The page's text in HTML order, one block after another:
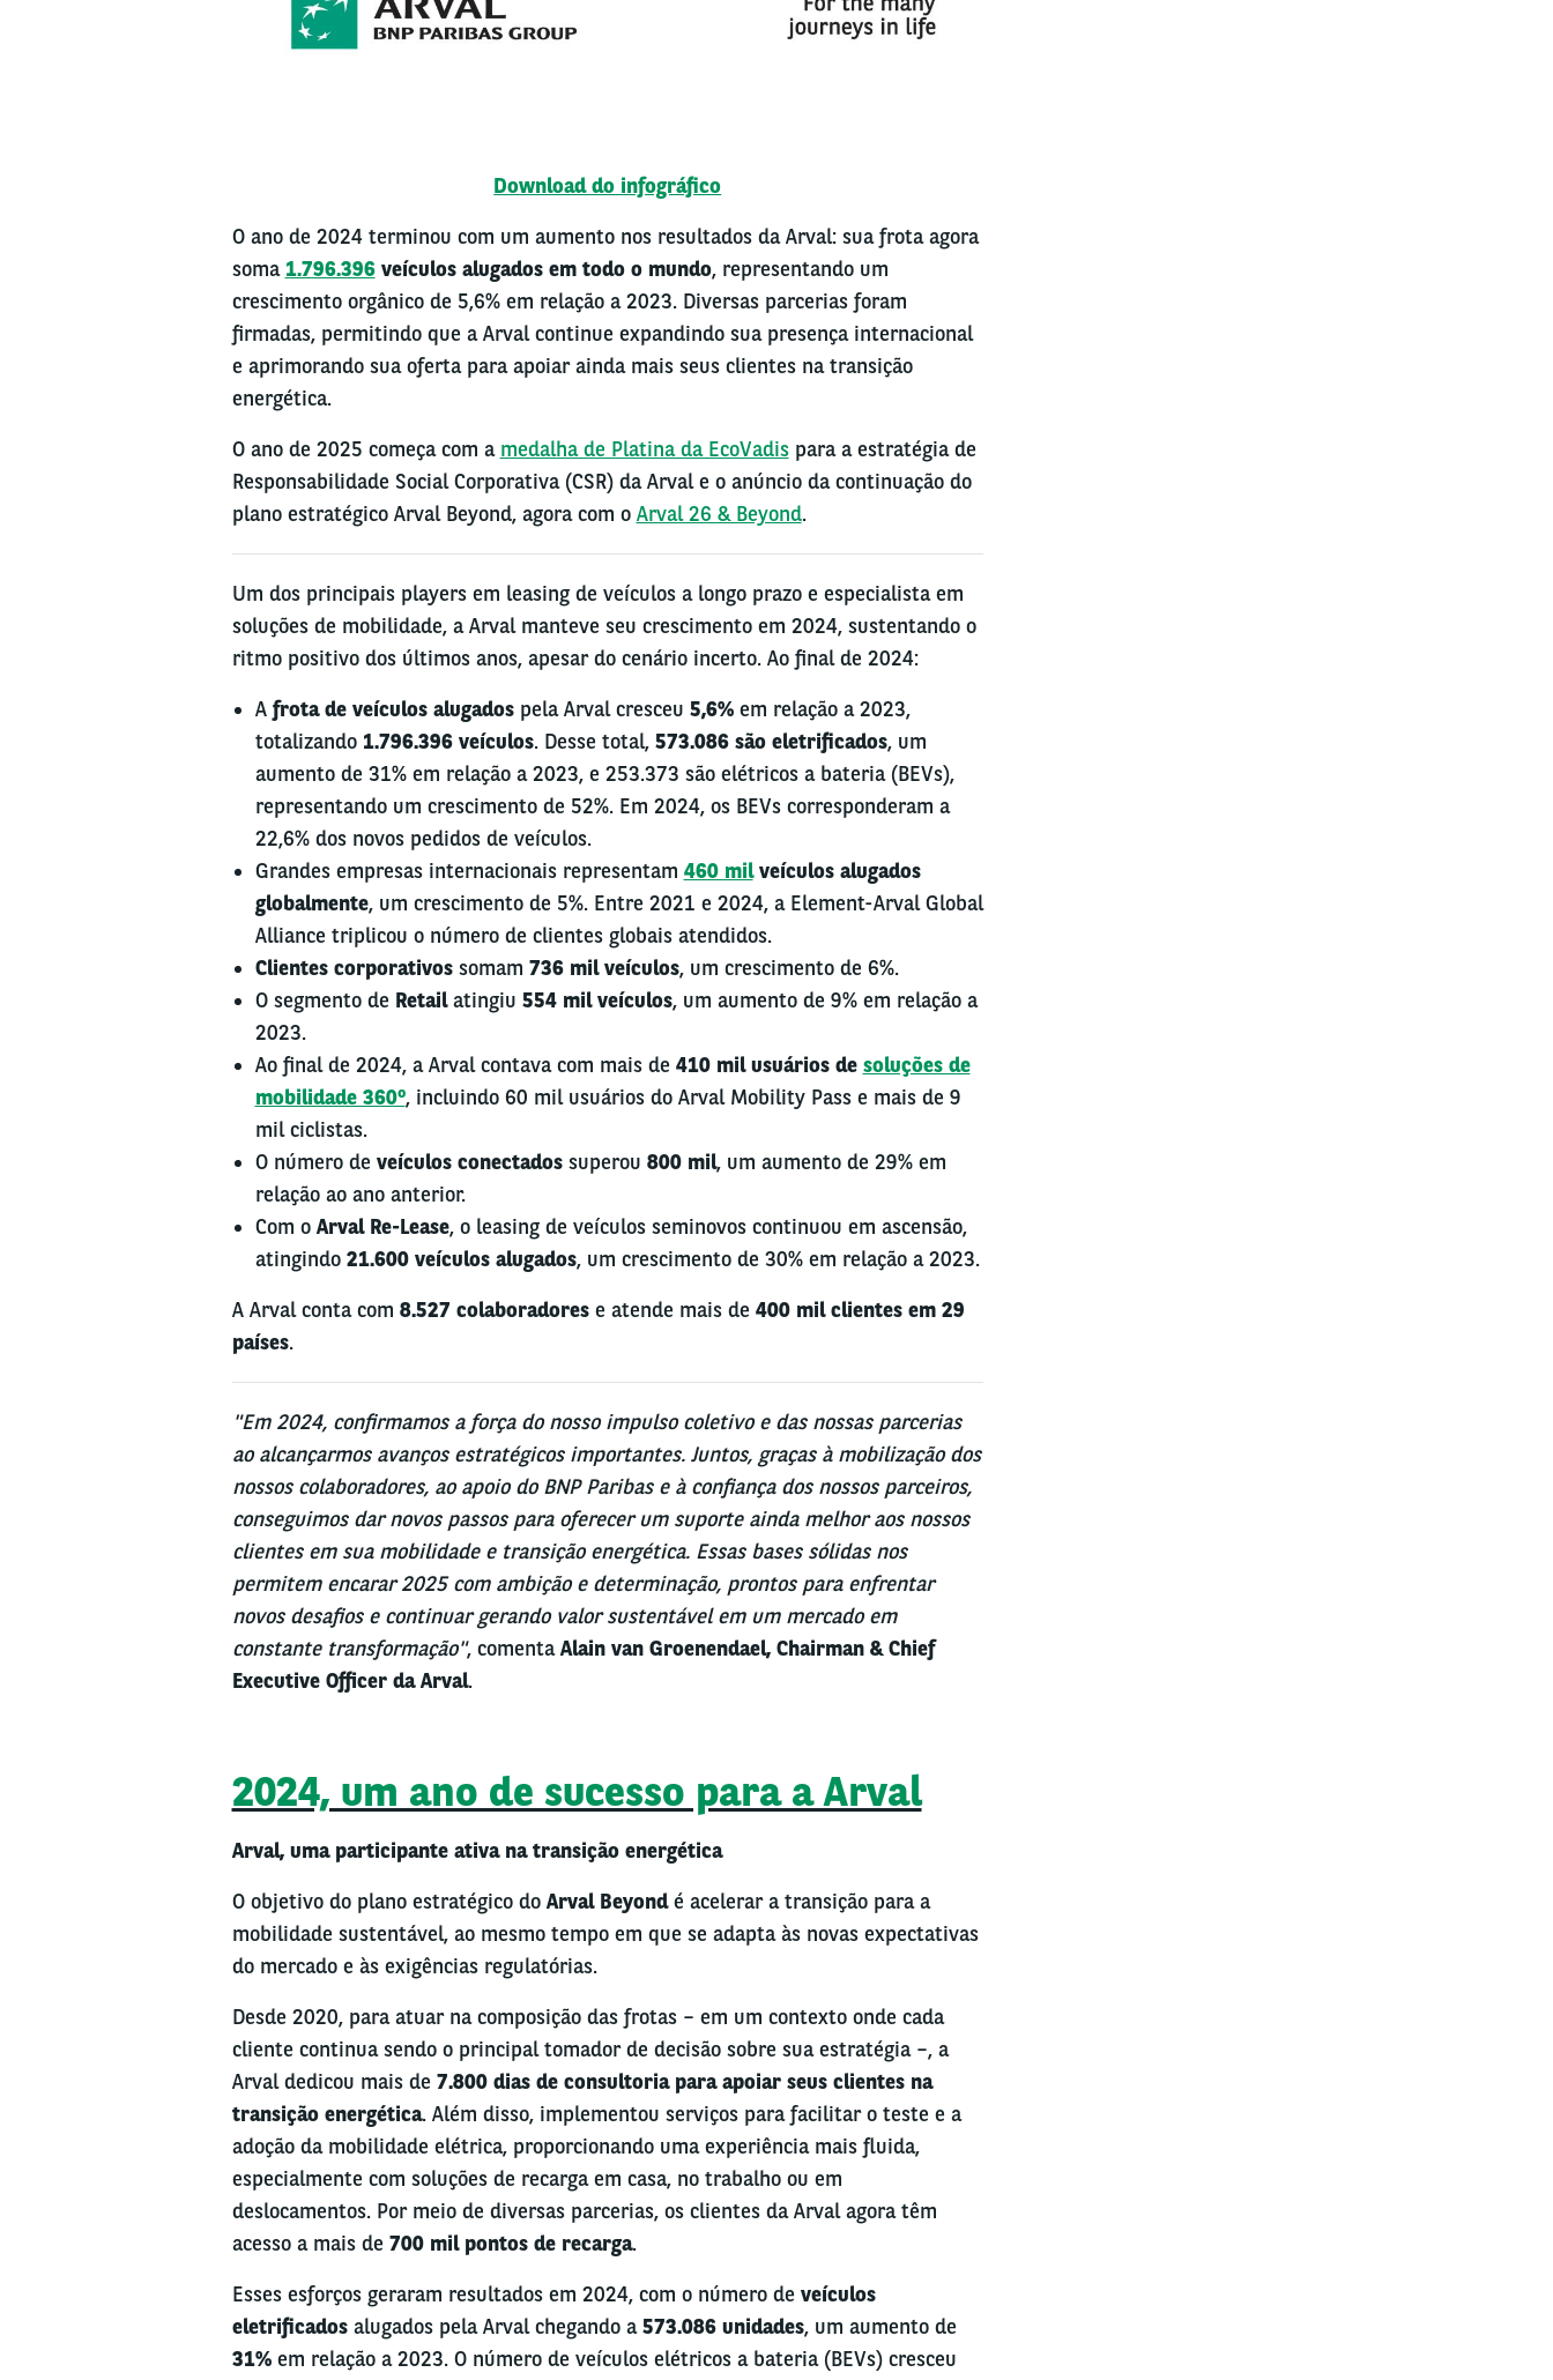
Download do infográfico
O ano de 2024 terminou com um aumento nos resultados da Arval: sua frota agora
soma 1.796.396 veículos alugados em todo o mundo, representando um
crescimento orgânico de 5,6% em relação a 2023. Diversas parcerias foram
firmadas, permitindo que a Arval continue expandindo sua presença internacional
e aprimorando sua oferta para apoiar ainda mais seus clientes na transição
energética.
O ano de 2025 começa com a medalha de Platina da EcoVadispara a estratégia de
Responsabilidade Social Corporativa (CSR) da Arval e o anúncio da continuação do
plano estratégico Arval Beyond, agora com o Arval 26 & Beyond.
Um dos principais players em leasing de veículos a longo prazo e especialista em
soluções de mobilidade, a Arval manteve seu crescimento em 2024, sustentando o
ritmo positivo dos últimos anos, apesar do cenário incerto. Ao final de 2024:
A frota de veículos alugadospela Arval cresceu 5,6%em relação a 2023,
totalizando 1.796.396 veículos. Desse total, 573.086 são eletrificados, um
aumento de 31% em relação a 2023, e 253.373 são elétricos a bateria (BEVs),
representando um crescimento de 52%. Em 2024, os BEVs corresponderam a
22,6% dos novos pedidos de veículos.
Grandes empresas internacionais representam 460 milveículos alugados
globalmente, um crescimento de 5%. Entre 2021 e 2024, a Element-Arval Global
Alliance triplicou o número de clientes globais atendidos.
Clientes corporativossomam 736 mil veículos, um crescimento de 6%.
O segmento de Retailatingiu 554 mil veículos, um aumento de 9% em relação a
2023.
Ao final de 2024, a Arval contava com mais de 410 mil usuários de soluções de
mobilidade 360º, incluindo 60 mil usuários do Arval Mobility Pass e mais de 9
mil ciclistas.
O número de veículos conectadossuperou 800 mil, um aumento de 29% em
relação ao ano anterior.
Com o Arval Re-Lease, o leasing de veículos seminovos continuou em ascensão,
atingindo 21.600 veículos alugados, um crescimento de 30% em relação a 2023.
A Arval conta com 8.527 colaboradorese atende mais de 400 mil clientes em 29
países.
"Em 2024, confirmamos a força do nosso impulso coletivo e das nossas parcerias
ao alcançarmos avanços estratégicos importantes. Juntos, graças à mobilização dos
nossos colaboradores, ao apoio do BNP Paribas e à confiança dos nossos parceiros,
conseguimos dar novos passos para oferecer um suporte ainda melhor aos nossos
clientes em sua mobilidade e transição energética. Essas bases sólidas nos
permitem encarar 2025 com ambição e determinação, prontos para enfrentar
novos desafios e continuar gerando valor sustentável em um mercado em
constante transformação", comentaAlain van Groenendael, Chairman & Chief
Executive Officer da Arval.
2024, um ano de sucesso para a Arval
Arval, uma participante ativa na transição energética
O objetivo do plano estratégico do Arval Beyondé acelerara transição para a
mobilidade sustentável, ao mesmo tempo em que se adapta às novas expectativas
do mercado e às exigências regulatórias.
Desde 2020, para atuar na composição das frotas – em um contexto onde cada
cliente continua sendo o principal tomador de decisão sobre sua estratégia –, a
Arval dedicou mais de 7.800 dias de consultoria para apoiar seus clientes na
transição energética. Além disso, implementou serviços para facilitar o teste e a
adoção da mobilidade elétrica, proporcionando uma experiência mais fluida,
especialmente com soluções de recarga em casa, no trabalho ou em
deslocamentos. Por meio de diversas parcerias, os clientes da Arval agora têm
acesso a mais de 700 mil pontos de recarga.
Esses esforços geraram resultados em 2024, com o número de veículos
eletrificadosalugados pela Arval chegando a573.086 unidades, um aumento de
31%em relação a 2023. O número de veículos elétricos a bateria (BEVs) cresceu